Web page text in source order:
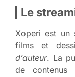
Le
Xoperi est un
films et
d’auteur. La
de contenus